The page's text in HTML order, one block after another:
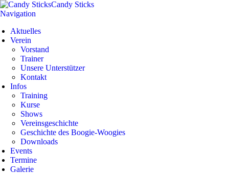
Candy Sticks
Navigation
Aktuelles
Verein
Vorstand
Trainer
Unsere Unterstützer
Kontakt
Infos
Training
Kurse
Shows
Vereinsgeschichte
Geschichte des Boogie-Woogies
Downloads
Events
Termine
Galerie